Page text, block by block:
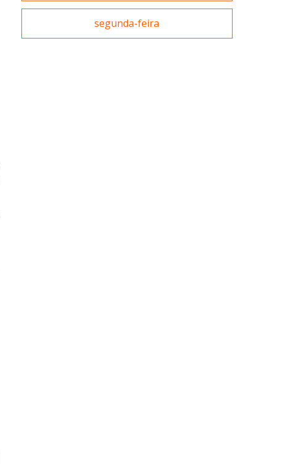
Lanchonetes
Peixes e Frutos do Mar
segunda-feira